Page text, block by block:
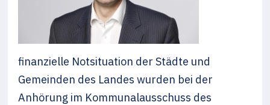
finanzielle Notsituation der Städte und
Gemeinden des Landes wurden bei der
Anhörung im Kommunalausschuss des